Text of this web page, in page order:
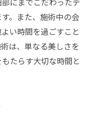
。また、施術中の会
い時間を過ごすこと
は、単なる美しさを
たらす大切な時間と